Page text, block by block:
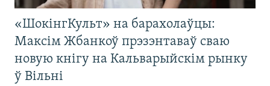
«ШокінгКульт» на барахолаўцы:
Максім Жбанкоў прэзэнтаваў сваю
новую кнігу на Кальварыйскім рынку
ў Вільні